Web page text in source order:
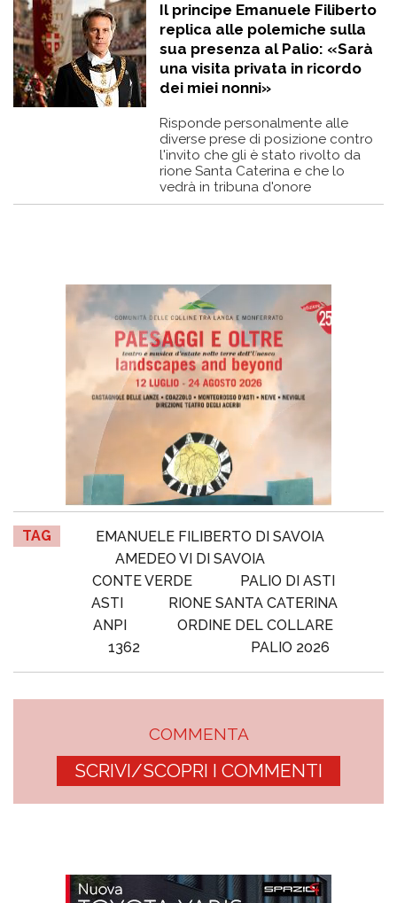
Il principe Emanuele Filiberto
replica alle polemiche sulla
sua presenza al Palio: «Sarà
una visita privata in ricordo
dei miei nonni»
Risponde personalmente alle
diverse prese di posizione contro
l'invito che gli è stato rivolto da
rione Santa Caterina e che lo
vedrà in tribuna d'onore
TAG
EMANUELE FILIBERTO DI SAVOIA
AMEDEO VI DI SAVOIA
CONTE VERDE
PALIO DI ASTI
ASTI
RIONE SANTA CATERINA
ANPI
ORDINE DEL COLLARE
1362
PALIO 2026
COMMENTA
SCRIVI/SCOPRI I COMMENTI